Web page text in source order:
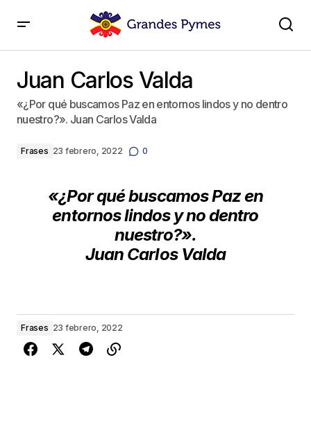
Juan Carlos Valda
«¿Por qué buscamos Paz en entornos lindos y no dentro
nuestro?». Juan Carlos Valda
Frases 23 febrero, 2022 0
«¿Por qué buscamos Paz en
entornos lindos y no dentro
nuestro?».
Juan Carlos Valda
Frases 23 febrero, 2022